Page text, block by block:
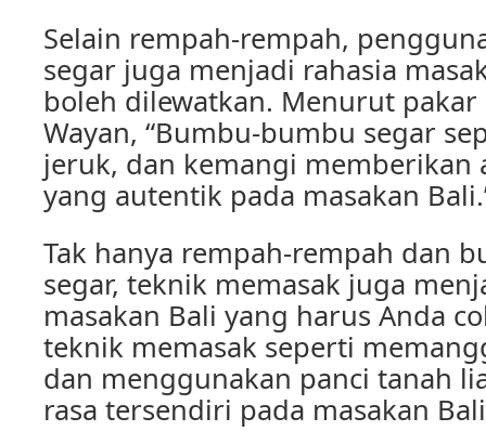
Selain rempah-rempah,
segar juga menjadi rahasia
boleh dilewatkan. Menurut
Wayan, “Bumbu-bumbu segar
jeruk, dan kemangi memberikan
yang autentik pada masakan
Tak hanya rempah-rempah dan
segar, teknik memasak juga
masakan Bali yang harus Anda
teknik memasak seperti
dan menggunakan panci tanah
rasa tersendiri pada masakan